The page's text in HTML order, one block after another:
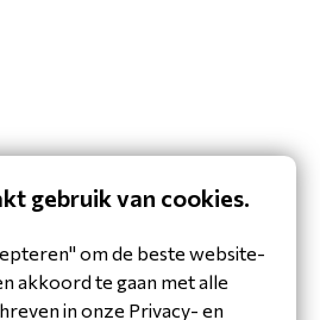
gebruik van cookies.
om de beste website-
akkoord te gaan met alle
in onze Privacy- en